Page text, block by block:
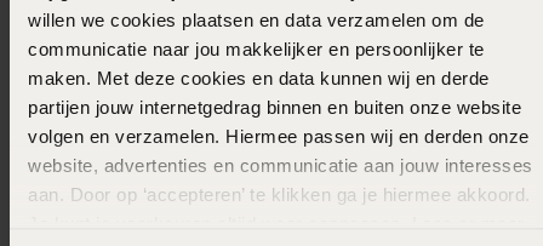
willen we cookies plaatsen en data verzamelen om de
communicatie naar jou makkelijker en persoonlijker te
maken. Met deze cookies en data kunnen wij en derde
partijen jouw internetgedrag binnen en buiten onze website
volgen en verzamelen. Hiermee passen wij en derden onze
website, advertenties en communicatie aan jouw interesses
aan. Door op ‘accepteren’ te klikken ga je hiermee akkoord.